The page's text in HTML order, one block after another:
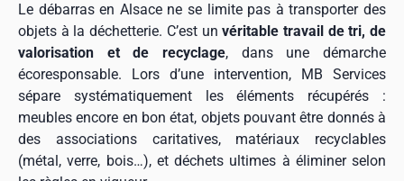
Le débarras en Alsace ne se limite pas à transporter des
objets à la déchetterie. C’est unvéritable travail de tri, de
valorisation et de recyclage, dans une démarche
écoresponsable. Lors d’une intervention, MB Services
sépare systématiquement les éléments récupérés :
meubles encore en bon état, objets pouvant être donnés à
des associations caritatives, matériaux recyclables
(métal, verre, bois…), et déchets ultimes à éliminer selon